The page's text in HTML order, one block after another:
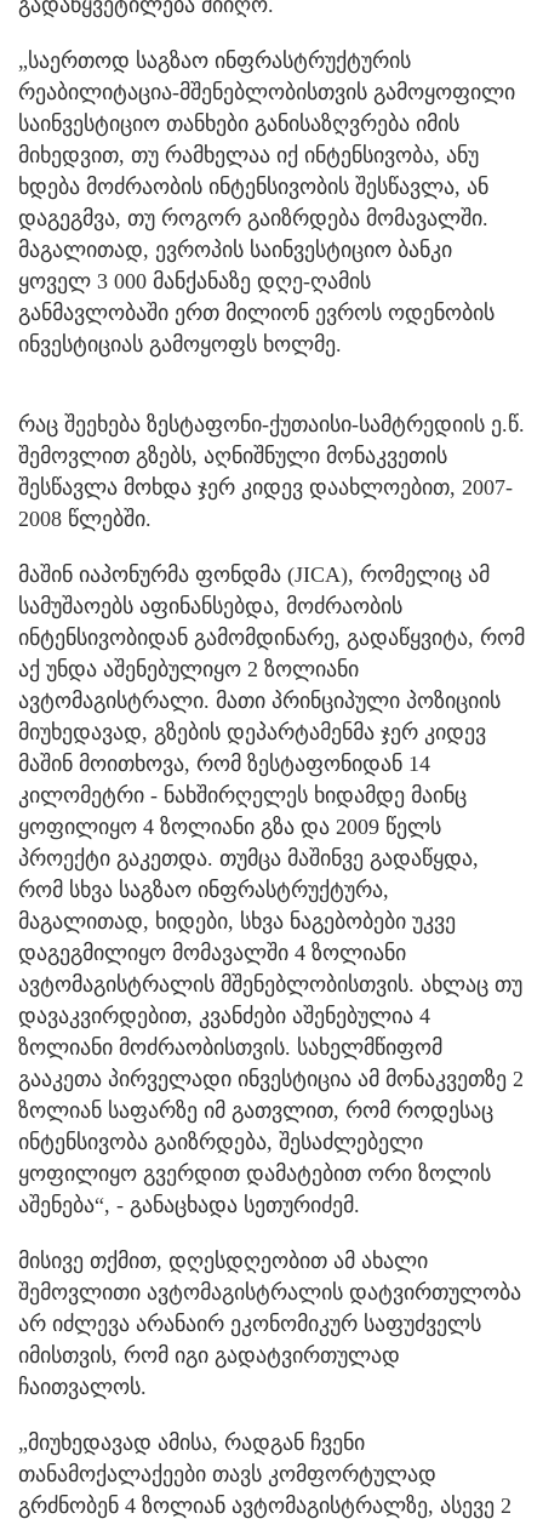
„საერთოდ საგზაო ინფრასტრუქტურის
რეაბილიტაცია-მშენებლობისთვის გამოყოფილი
საინვესტიციო თანხები განისაზღვრება იმის
მიხედვით, თუ რამხელაა იქ ინტენსივობა, ანუ
ხდება მოძრაობის ინტენსივობის შესწავლა, ან
დაგეგმვა, თუ როგორ გაიზრდება მომავალში.
მაგალითად, ევროპის საინვესტიციო ბანკი
ყოველ 3 000 მანქანაზე დღე-ღამის
განმავლობაში ერთ მილიონ ევროს ოდენობის
ინვესტიციას გამოყოფს ხოლმე.
რაც შეეხება ზესტაფონი-ქუთაისი-სამტრედიის ე.წ.
შემოვლით გზებს, აღნიშნული მონაკვეთის
შესწავლა მოხდა ჯერ კიდევ დაახლოებით, 2007-
2008 წლებში.
მაშინ იაპონურმა ფონდმა (JICA), რომელიც ამ
სამუშაოებს აფინანსებდა, მოძრაობის
ინტენსივობიდან გამომდინარე, გადაწყვიტა, რომ
აქ უნდა აშენებულიყო 2 ზოლიანი
ავტომაგისტრალი. მათი პრინციპული პოზიციის
მიუხედავად, გზების დეპარტამენმა ჯერ კიდევ
მაშინ მოითხოვა, რომ ზესტაფონიდან 14
კილომეტრი - ნახშირღელეს ხიდამდე მაინც
ყოფილიყო 4 ზოლიანი გზა და 2009 წელს
პროექტი გაკეთდა. თუმცა მაშინვე გადაწყდა,
რომ სხვა საგზაო ინფრასტრუქტურა,
მაგალითად, ხიდები, სხვა ნაგებობები უკვე
დაგეგმილიყო მომავალში 4 ზოლიანი
ავტომაგისტრალის მშენებლობისთვის. ახლაც თუ
დავაკვირდებით, კვანძები აშენებულია 4
ზოლიანი მოძრაობისთვის. სახელმწიფომ
გააკეთა პირველადი ინვესტიცია ამ მონაკვეთზე 2
ზოლიან საფარზე იმ გათვლით, რომ როდესაც
ინტენსივობა გაიზრდება, შესაძლებელი
ყოფილიყო გვერდით დამატებით ორი ზოლის
აშენება“, - განაცხადა სეთურიძემ.
მისივე თქმით, დღესდღეობით ამ ახალი
შემოვლითი ავტომაგისტრალის დატვირთულობა
არ იძლევა არანაირ ეკონომიკურ საფუძველს
იმისთვის, რომ იგი გადატვირთულად
ჩაითვალოს.
„მიუხედავად ამისა, რადგან ჩვენი
თანამოქალაქეები თავს კომფორტულად
გრძნობენ 4 ზოლიან ავტომაგისტრალზე, ასევე 2